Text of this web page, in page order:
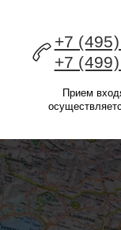
+7
+7
Прием